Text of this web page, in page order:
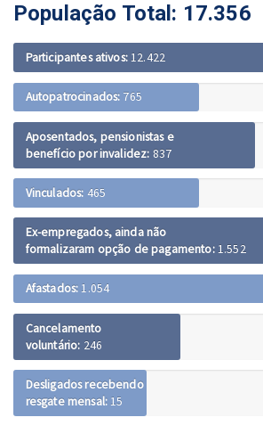
População Total: 17.356
Participantes ativos:12.422
Autopatrocinados: 765
Aposentados, pensionistas e
benefício por invalidez: 837
Vinculados: 465
Ex-empregados, ainda não
formalizaram opção de pagamento:1.552
Afastados:1.054
Cancelamento
voluntário: 246
Desligados recebendo
resgate mensal:15